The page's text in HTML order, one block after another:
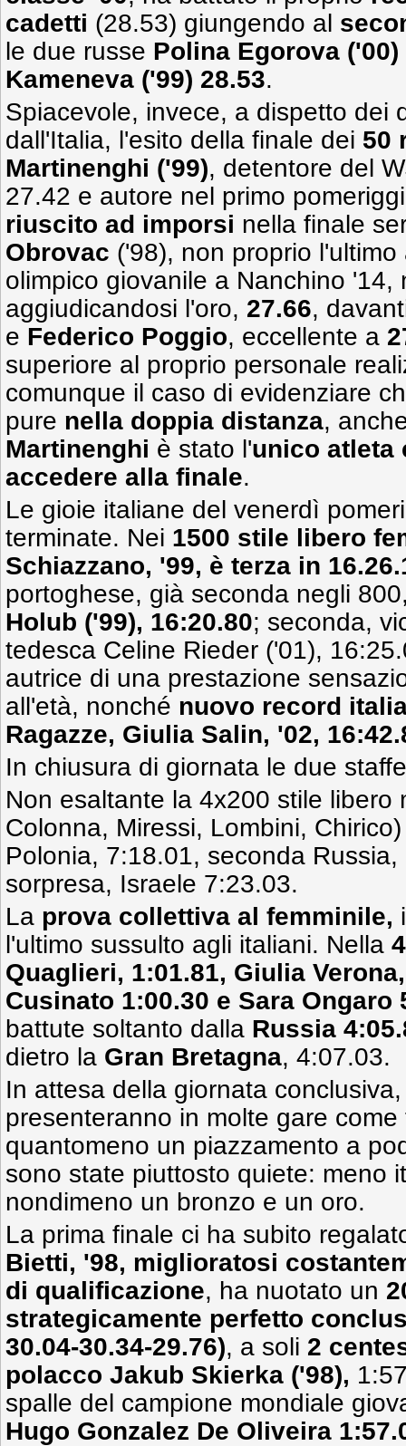
cadetti (28.53) giungendo al
le due russe Polina Egorova ('00)
Kameneva ('99) 28.53.
Spiacevole, invece, a dispetto dei
dall'Italia, l'esito della finale dei 50
Martinenghi ('99), detentore del
27.42 e autore nel primo
riuscito ad imporsi nella finale
Obrovac ('98), non proprio
olimpico giovanile a Nanchino '14,
aggiudicandosi l'oro, 27.66,
e Federico Poggio, eccellente a
superiore al proprio personale
comunque il caso di evidenziare
pure nella doppia distanza,
Martinenghi è stato l'unico atleta
accedere alla finale.
Le gioie italiane del venerdì
terminate. Nei 1500 stile libero
Schiazzano, '99, è terza in
portoghese, già seconda negli
Holub ('99), 16:20.80; seconda,
tedesca Celine Rieder ('01),
autrice di una prestazione
all'età, nonché nuovo record
Ragazze, Giulia Salin, '02,
In chiusura di giornata le due
Non esaltante la 4x200 stile libero
Colonna, Miressi, Lombini,
Polonia, 7:18.01, seconda
sorpresa, Israele 7:23.03.
La prova collettiva al femminile,
l'ultimo sussulto agli italiani. Nella
Quaglieri, 1:01.81, Giulia
Cusinato 1:00.30 e Sara Ongaro
battute soltanto dalla Russia
dietro la Gran Bretagna, 4:07.03.
In attesa della giornata
presenteranno in molte gare
quantomeno un piazzamento a
sono state piuttosto quiete: meno
nondimeno un bronzo e un oro.
La prima finale ci ha subito
Bietti, '98, miglioratosi
di qualificazione, ha nuotato un
strategicamente perfetto
30.04-30.34-29.76), a soli 2
polacco Jakub Skierka ('98),
spalle del campione mondiale
Hugo Gonzalez De Oliveira